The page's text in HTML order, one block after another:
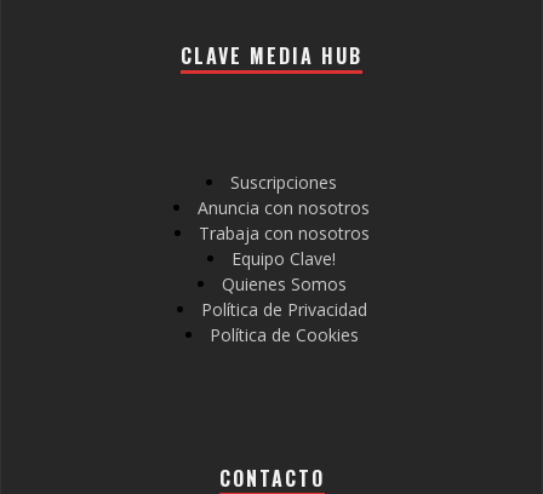
CLAVE MEDIA HUB
Suscripciones
Anuncia con nosotros
Trabaja con nosotros
Equipo Clave!
Quienes Somos
Política de Privacidad
Política de Cookies
CONTACTO